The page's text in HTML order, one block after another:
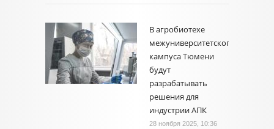
В агробиотехе
межуниверситетского
кампуса Тюмени
будут
разрабатывать
решения для
индустрии АПК
28 ноября 2025, 10:36